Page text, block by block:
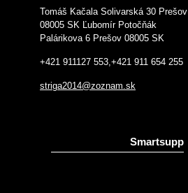
Tomáš Kačala Solivarská 30 Prešov
08005 SK Ľubomír Potočňák
Palárikova 6 Prešov 08005 SK
+421 911127 553,+421 911 654 255
striga2014@zoznam.sk
Smartsupp